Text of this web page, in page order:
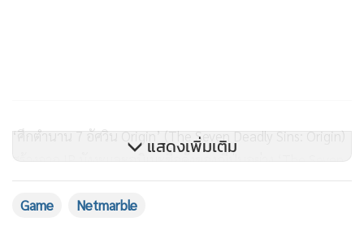
‘ศึกตำนาน 7 อัศวิน Origin’ (The Seven Deadly Sins: Origin)
สร้างจาก IP มังงะและอนิเมะชื่อดังของญี่ปุ่นอย่าง ‘The Seven
Deadly Sins’ ที่มียอดขาย 55 ล้านก็อปปี้ทั่วโลก โดยตัวเกมเป็น
แนว RPG แอ็กชันโอเพนเวิลด์ นำเสนอเรื่องราวมัลติเวิร์สที่
แสดงเพิ่มเติม
Game Netmarble